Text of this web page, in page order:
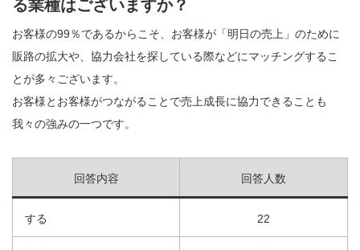
る業種はございますか？
お客様の99％であるからこそ、お客様が「明日の売上」のために
販路の拡大や、協力会社を探している際などにマッチングするこ
とが多々ございます。
お客様とお客様がつながることで売上成長に協力できることも
我々の強みの一つです。
回答内容 回答人数
する 22